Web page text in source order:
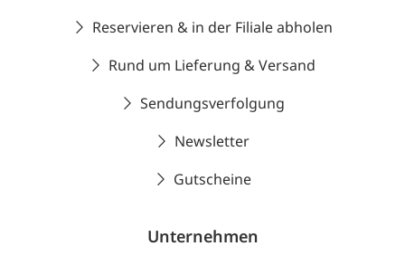
Reservieren & in der Filiale abholen
Rund um Lieferung & Versand
Sendungsverfolgung
Newsletter
Gutscheine
Unternehmen